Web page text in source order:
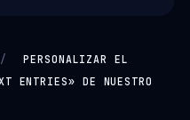
/
PERSONALIZAR EL
ENTRIES» DE NUESTRO